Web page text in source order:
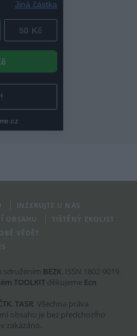
INZERUJTE U NÁS
OBSAHU
TIŠTĚNÝ EKOLIST
VĚDĚT
sdružením BEZK. ISSN 1802-9019.
TOOLKIT děkujeme Ecn
, TASR. Všechna práva
obsahu je bez předchozího
zakázáno.